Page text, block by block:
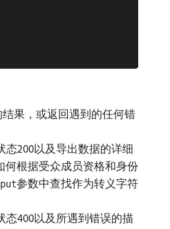
果，或返回遇到的任何错
态200以及导出数据的详细
何根据受众成员资格和身份
参数中查找作为转义字符
态400以及所遇到错误的描